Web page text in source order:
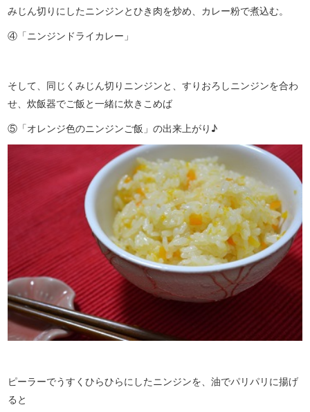
みじん切りにしたニンジンとひき肉を炒め、カレー粉で煮込む。
④「ニンジンドライカレー」
そして、同じくみじん切りニンジンと、すりおろしニンジンを合わ
せ、炊飯器でご飯と一緒に炊きこめば
⑤「オレンジ色のニンジンご飯」の出来上がり♪
ピーラーでうすくひらひらにしたニンジンを、油でパリパリに揚げ
ると